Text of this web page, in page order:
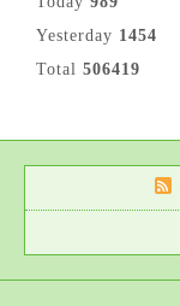
Yesterday 1454
Total 506419